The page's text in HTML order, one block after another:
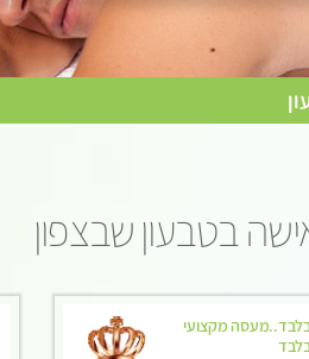
בטבעון שבצפון
מקצועי